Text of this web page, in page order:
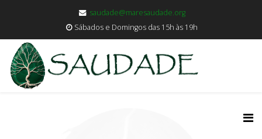
saudade@maresaudade.org
Sábados e Domingos das 15h às 19h